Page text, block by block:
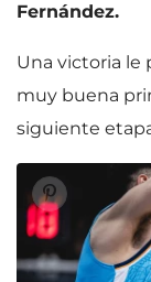
Fernández.
Una victoria le
muy buena
siguiente